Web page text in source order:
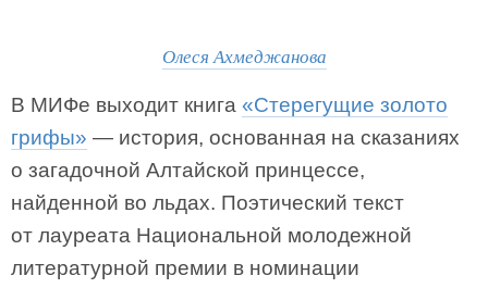
Олеся Ахмеджанова
В МИФе выходит книга «Стерегущие золото
грифы» — история, основанная на сказаниях
о загадочной Алтайской принцессе,
найденной во льдах. Поэтический текст
от лауреата Национальной молодежной
литературной премии в номинации